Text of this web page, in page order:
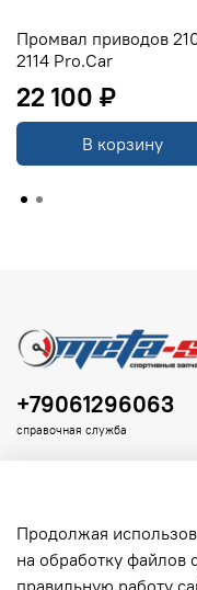
Промвал приводов
2114 Pro.Car
22 100 ₽
В корзину
Клиенту
+79061296063
справочная служба
Продолжая
на обработку файлов